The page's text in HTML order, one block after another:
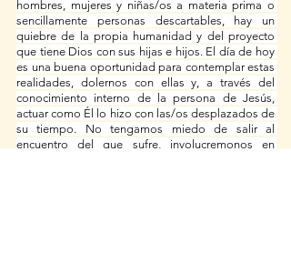
hombres, mujeres y niñas/os a materia prima o
sencillamente personas descartables, hay un
quiebre de la propia humanidad y del proyecto
que tiene Dios con sus hijas e hijos. El día de hoy
es una buena oportunidad para contemplar estas
realidades, dolernos con ellas y, a través del
conocimiento interno de la persona de Jesús,
actuar como Él lo hizo con las/os desplazados de
su tiempo. No tengamos miedo de salir al
encuentro del que sufre, involucremonos en